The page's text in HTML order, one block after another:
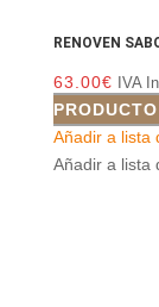
RENOVEN
63.00€ IVA
PRODUCTO
Añadir a lista
Añadir a lista